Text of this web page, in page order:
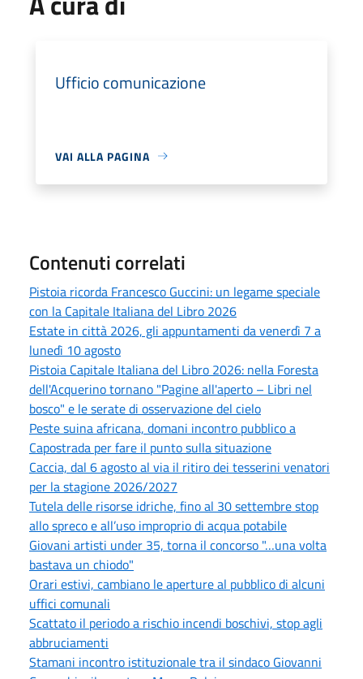
Ufficio comunicazione
VAI ALLA PAGINA
Contenuti correlati
Pistoia ricorda Francesco Guccini: un legame speciale
con la Capitale Italiana del Libro 2026
Estate in città 2026, gli appuntamenti da venerdì 7 a
lunedì 10 agosto
Pistoia Capitale Italiana del Libro 2026: nella Foresta
dell'Acquerino tornano "Pagine all'aperto – Libri nel
bosco" e le serate di osservazione del cielo
Peste suina africana, domani incontro pubblico a
Capostrada per fare il punto sulla situazione
Caccia, dal 6 agosto al via il ritiro dei tesserini venatori
per la stagione 2026/2027
Tutela delle risorse idriche, fino al 30 settembre stop
allo spreco e all’uso improprio di acqua potabile
Giovani artisti under 35, torna il concorso "…una volta
bastava un chiodo"
Orari estivi, cambiano le aperture al pubblico di alcuni
uffici comunali
Scattato il periodo a rischio incendi boschivi, stop agli
abbruciamenti
Stamani incontro istituzionale tra il sindaco Giovanni